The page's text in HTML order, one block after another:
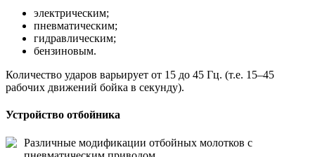
электрическим;
пневматическим;
гидравлическим;
бензиновым.
Количество ударов варьирует от 15 до 45 Гц. (т.е. 15–45
рабочих движений бойка в секунду).
Устройство отбойника
Различные модификации отбойных молотков с